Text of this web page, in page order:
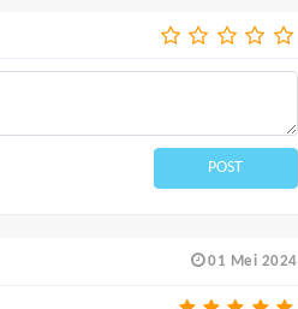
POST
01 Mei 2024